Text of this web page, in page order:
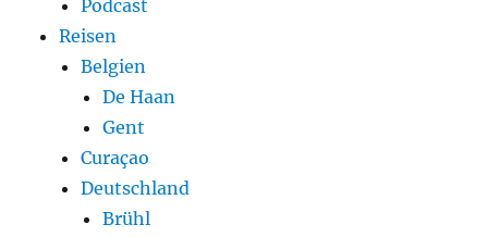
Podcast
Reisen
Belgien
De Haan
Gent
Curaçao
Deutschland
Brühl